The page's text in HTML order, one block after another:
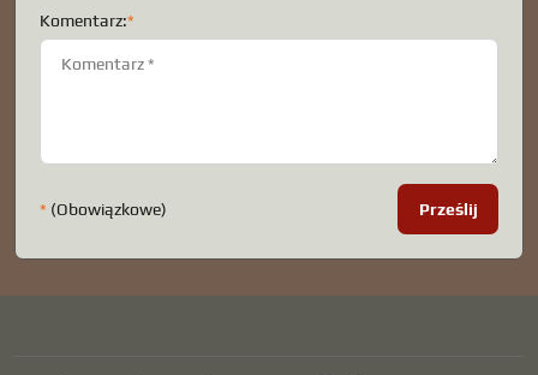
Komentarz:*
* (Obowiązkowe) Prześlij